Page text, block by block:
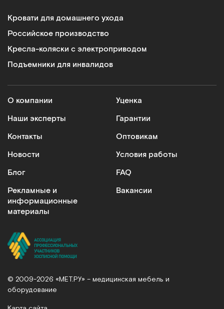
Кровати для домашнего ухода
Российское производство
Кресла-коляски с электроприводом
Подъемники для инвалидов
О компании
Наши эксперты
Контакты
Новости
Блог
Рекламные и
информационные
материалы
Уценка
Гарантии
Оптовикам
Условия работы
FAQ
Вакансии
© 2009-2026 «МЕТ.РУ» – медицинская мебель и
оборудование